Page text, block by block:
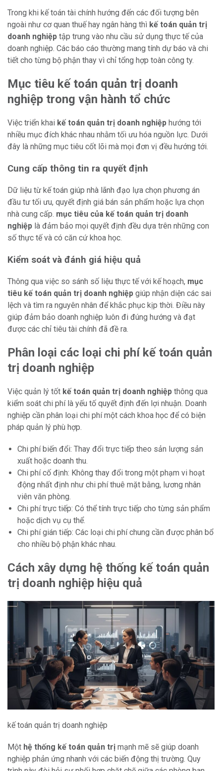
Trong khi kế toán tài chính hướng đến các đối tượng bên
ngoài như cơ quan thuế hay ngân hàng thì kế toán quản trị
doanh nghiệp tập trung vào nhu cầu sử dụng thực tế của
doanh nghiệp. Các báo cáo thường mang tính dự báo và chi
tiết cho từng bộ phận thay vì chỉ tổng hợp toàn công ty.
Mục tiêu kế toán quản trị doanh
nghiệp trong vận hành tổ chức
Việc triển khai kế toán quản trị doanh nghiệp hướng tới
nhiều mục đích khác nhau nhằm tối ưu hóa nguồn lực. Dưới
đây là những mục tiêu cốt lõi mà mọi đơn vị đều hướng tới.
Cung cấp thông tin ra quyết định
Dữ liệu từ kế toán giúp nhà lãnh đạo lựa chọn phương án
đầu tư tối ưu, quyết định giá bán sản phẩm hoặc lựa chọn
nhà cung cấp. mục tiêu của kế toán quản trị doanh
nghiệp là đảm bảo mọi quyết định đều dựa trên những con
số thực tế và có căn cứ khoa học.
Kiểm soát và đánh giá hiệu quả
Thông qua việc so sánh số liệu thực tế với kế hoạch, mục
tiêu kế toán quản trị doanh nghiệp giúp nhận diện các sai
lệch và tìm ra nguyên nhân để khắc phục kịp thời. Điều này
giúp đảm bảo doanh nghiệp luôn đi đúng hướng và đạt
được các chỉ tiêu tài chính đã đề ra.
Phân loại các loại chi phí kế toán quản
trị doanh nghiệp
Việc quản lý tốt kế toán quản trị doanh nghiệp thông qua
kiểm soát chi phí là yếu tố quyết định đến lợi nhuận. Doanh
nghiệp cần phân loại chi phí một cách khoa học để có biện
pháp quản lý phù hợp.
Chi phí biến đổi: Thay đổi trực tiếp theo sản lượng sản
xuất hoặc doanh thu.
Chi phí cố định: Không thay đổi trong một phạm vi hoạt
động nhất định như chi phí thuê mặt bằng, lương nhân
viên văn phòng.
Chi phí trực tiếp: Có thể tính trực tiếp cho từng sản phẩm
hoặc dịch vụ cụ thể.
Chi phí gián tiếp: Các loại chi phí chung cần được phân bổ
cho nhiều bộ phận khác nhau.
Cách xây dựng hệ thống kế toán quản
trị doanh nghiệp hiệu quả
kế toán quản trị doanh nghiệp
Một hệ thống kế toán quản trị mạnh mẽ sẽ giúp doanh
nghiệp phản ứng nhanh với các biến động thị trường. Quy